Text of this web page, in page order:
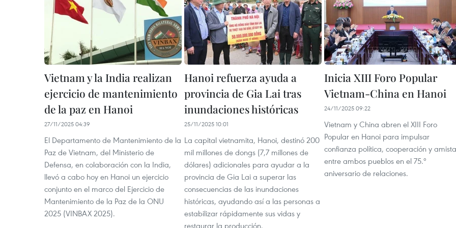
Vietnam y la India realizan
ejercicio de mantenimiento
de la paz en Hanoi
27/11/2025 04:39
El Departamento de Mantenimiento de la
Paz de Vietnam, del Ministerio de
Defensa, en colaboración con la India,
llevó a cabo hoy en Hanoi un ejercicio
conjunto en el marco del Ejercicio de
Mantenimiento de la Paz de la ONU
2025 (VINBAX 2025).
Hanoi refuerza ayuda a
provincia de Gia Lai tras
inundaciones históricas
25/11/2025 10:01
La capital vietnamita, Hanoi, destinó 200
mil millones de dongs (7,7 millones de
dólares) adicionales para ayudar a la
provincia de Gia Lai a superar las
consecuencias de las inundaciones
históricas, ayudando así a las personas a
estabilizar rápidamente sus vidas y
restaurar la producción.
Inicia XIII Foro Popular
Vietnam-China en Hanoi
24/11/2025 09:22
Vietnam y China abren el XIII Foro
Popular en Hanoi para impulsar
confianza política, cooperación y
entre ambos pueblos en el 75.º
aniversario de relaciones.